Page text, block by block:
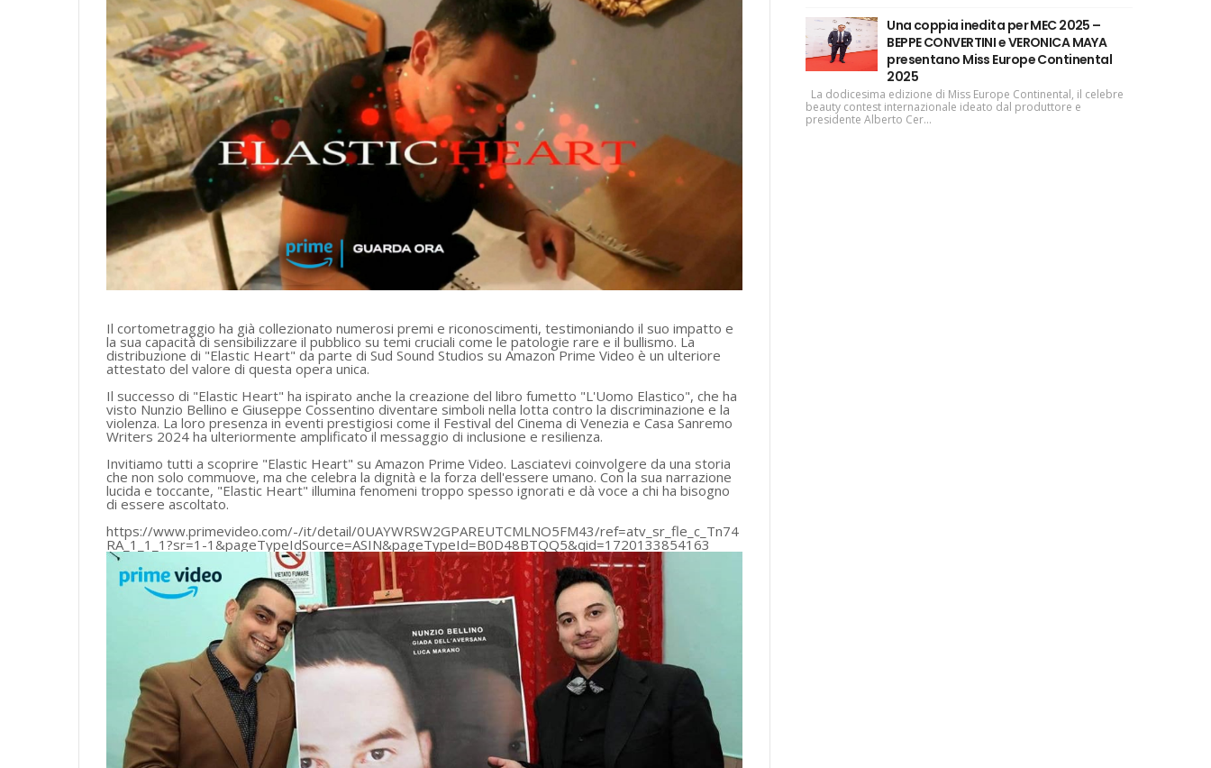
Il cortometraggio ha già collezionato numerosi premi e riconoscimenti, testimoniando il suo impatto e
la sua capacità di sensibilizzare il pubblico su temi cruciali come le patologie rare e il bullismo. La
distribuzione di "Elastic Heart" da parte di Sud Sound Studios su Amazon Prime Video è un ulteriore
attestato del valore di questa opera unica.
Il successo di "Elastic Heart" ha ispirato anche la creazione del libro fumetto "L'Uomo Elastico", che ha
visto Nunzio Bellino e Giuseppe Cossentino diventare simboli nella lotta contro la discriminazione e la
violenza. La loro presenza in eventi prestigiosi come il Festival del Cinema di Venezia e Casa Sanremo
Writers 2024 ha ulteriormente amplificato il messaggio di inclusione e resilienza.
Invitiamo tutti a scoprire "Elastic Heart" su Amazon Prime Video. Lasciatevi coinvolgere da una storia
che non solo commuove, ma che celebra la dignità e la forza dell'essere umano. Con la sua narrazione
lucida e toccante, "Elastic Heart" illumina fenomeni troppo spesso ignorati e dà voce a chi ha bisogno
di essere ascoltato.
https://www.primevideo.com/-/it/detail/0UAYWRSW2GPAREUTCMLNO5FM43/ref=atv_sr_fle_c_Tn74
RA_1_1_1?sr=1-1&pageTypeIdSource=ASIN&pageTypeId=B0D48BTQQ5&qid=1720133854163
Una coppia inedita per MEC 2025 –
BEPPE CONVERTINI e VERONICA MAYA
presentano Miss Europe Continental
2025
La dodicesima edizione di Miss Europe Continental, il celebre
beauty contest internazionale ideato dal produttore e
presidente Alberto Cer...